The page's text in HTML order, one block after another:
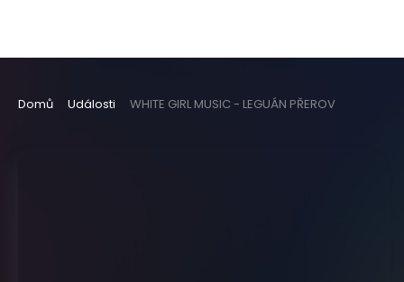
Domů Události WHITE GIRL MUSIC - LEGUÁN PŘEROV